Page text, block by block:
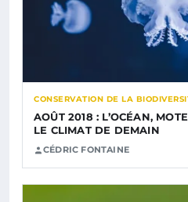
CONSERVATION DE LA
AOÛT 2018 : L’OCÉAN,
LE CLIMAT DE DEMAIN
CÉDRIC FONTAINE